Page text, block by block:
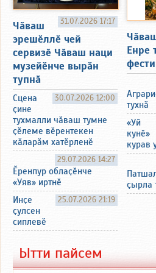
31.07.2026 17:17
Чӑваш
эрешӗллӗ чей
сервизӗ Чӑваш наци
музейӗнче вырӑн
тупнӑ
30.07.2026 12:00
Сцена
ҫине
тухмалли чӑваш тумне
ҫӗлеме вӗрентекен
кӑларӑм хатӗрленӗ
29.07.2026 14:27
Ӗренпур облаҫӗнче
«Уяв» иртнӗ
25.07.2026 21:19
Инҫе
ҫулсен
сиплевӗ
Енре
тухнӑ
«Уй
кунӗ»
курав
ҫырла
Ытти пайсем